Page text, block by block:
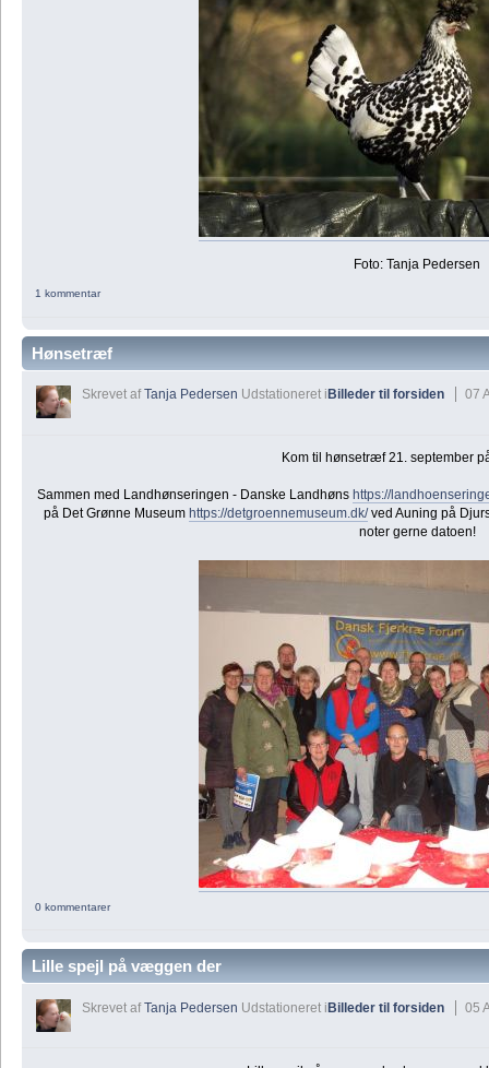
Foto: Tanja Pedersen
1 kommentar
Hønsetræf
Skrevet afTanja Pedersen Udstationeret i Billeder til forsiden 07
Kom til hønsetræf 21. september
Sammen med Landhønseringen - Danske Landhøns https://
på Det Grønne Museum https://detgroennemuseum.dk/ved Auning på
noter gerne datoen!
0 kommentarer
Lille spejl på væggen der
Skrevet afTanja Pedersen Udstationeret i Billeder til forsiden 05